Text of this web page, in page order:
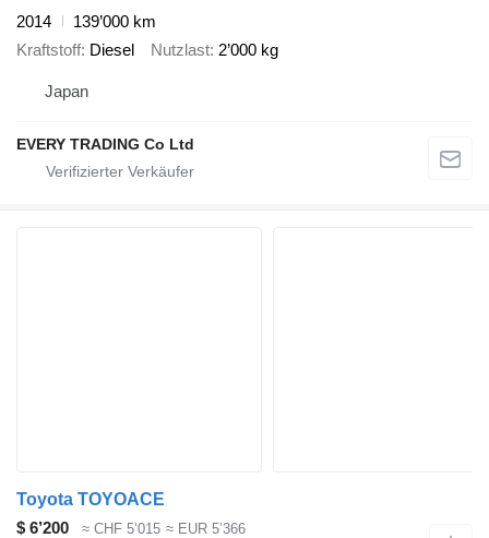
2014
139’000 km
Kraftstoff Diesel Nutzlast 2’000 kg
Japan
EVERY TRADING Co Ltd
Toyota TOYOACE
$ 6’200
≈ CHF 5’015 ≈ EUR 5’366